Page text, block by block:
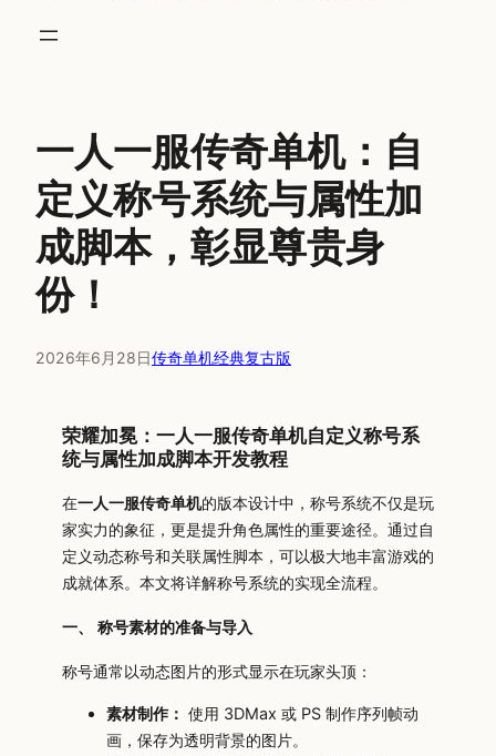
一人一服传奇单机：自
定义称号系统与属性加
成脚本，彰显尊贵身
份！
2026年6月28日传奇单机经典复古版
荣耀加冕：一人一服传奇单机自定义称号系
统与属性加成脚本开发教程
在一人一服传奇单机的版本设计中，称号系统不仅是玩
家实力的象征，更是提升角色属性的重要途径。通过自
定义动态称号和关联属性脚本，可以极大地丰富游戏的
成就体系。本文将详解称号系统的实现全流程。
一、 称号素材的准备与导入
称号通常以动态图片的形式显示在玩家头顶：
素材制作： 使用 3DMax 或 PS 制作序列帧动
画，保存为透明背景的图片。